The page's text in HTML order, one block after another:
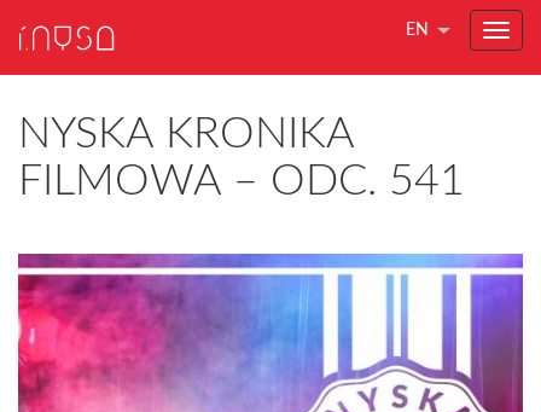
EN
NYSKA KRONIKA
FILMOWA – ODC. 541